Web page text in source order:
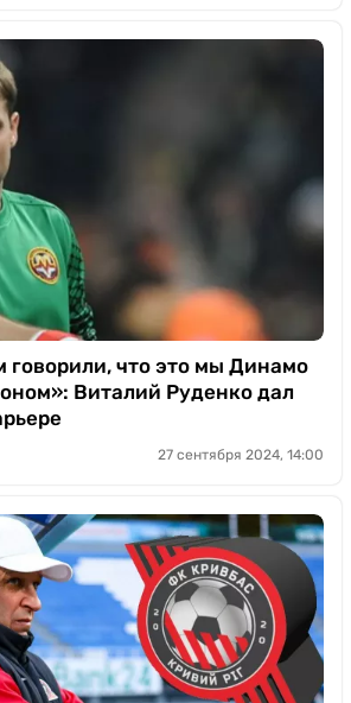
говорили, что это мы Динамо
Виталий Руденко дал
27 сентября 2024, 14:00